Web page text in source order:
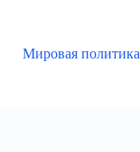
Мировая политика